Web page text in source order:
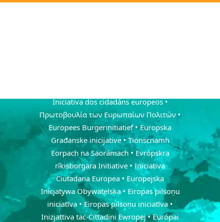
Iniciativa dos cidadáns europeos •
Πρωτοβουλία των Ευρωπαίων Πολιτών •
Europees Burgerinitiatief • Europska
Građanske inicijative • Tionscnamh
Eorpach na Saorámach • Evrópskra
ríkisborgara Initiative • Iniciativa
Ciutadana Europea • Europejska
Inicjatywa Obywatelska • Eiropas pilsoņu
iniciatīva • Eiropas pilsoņu iniciatīva •
Inizjattiva taċ-Ċittadini Ewropej • Európai